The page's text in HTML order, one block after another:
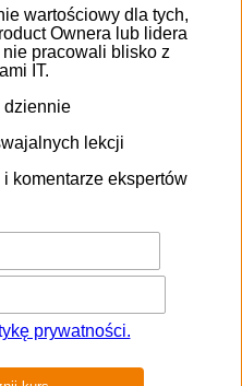
do specyfiki relacji B2C
klientów do obsługi
informacji między